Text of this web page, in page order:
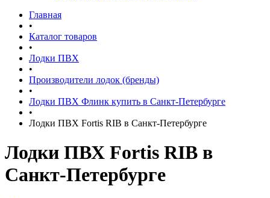
Главная
•
Каталог товаров
•
Лодки ПВХ
•
Производители лодок (бренды)
•
Лодки ПВХ Флинк купить в Санкт-Петербурге
•
Лодки ПВХ Fortis RIB в Санкт-Петербурге
Лодки ПВХ Fortis RIB в
Санкт-Петербурге